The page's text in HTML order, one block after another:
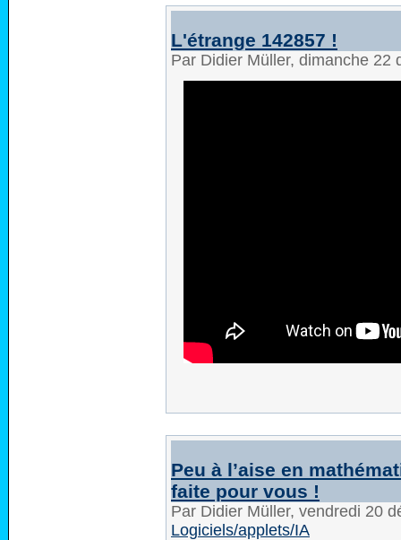
L'étrange 142857 !
Par Didier Müller, dimanche
Peu à l’aise en
faite pour vous !
Par Didier Müller, vendredi 20
Logiciels/applets/IA